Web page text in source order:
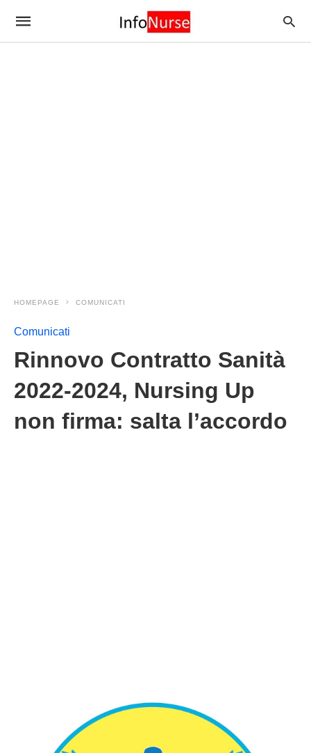
HOMEPAGE COMUNICATI
Comunicati
Rinnovo Contratto Sanità
2022-2024, Nursing Up
non firma: salta l’accordo